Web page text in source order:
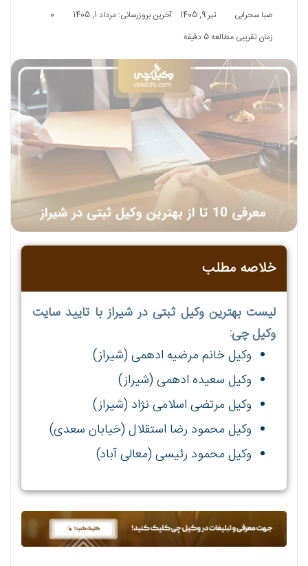
صبا سحرابی تیر 9, 1405 آخرین بروزرسانی: مرداد 1, 1405
0
زمان تقریبی مطالعه 5 دقیقه
خلاصه مطلب
لیست بهترین وکیل ثبتی در شیراز با تایید سایت
وکیل چی:
وکیل خانم مرضیه ادهمی (شیراز)
وکیل سعیده ادهمی (شیراز)
وکیل مرتضی اسلامی نژاد (شیراز)
وکیل محمود رضا استقلال (خیابان سعدی)
وکیل محمود رئیسی (معالی آباد)